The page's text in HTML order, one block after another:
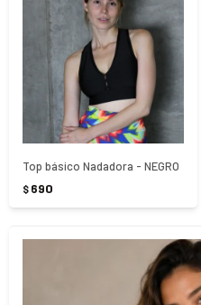
Top básico Nadadora - NEGRO
$ 690